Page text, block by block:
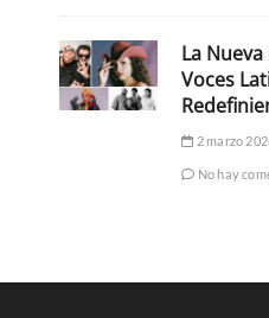
La
Voces
2 marzo
No hay